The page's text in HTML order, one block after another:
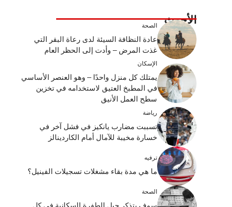
الأحدث الصحة
عادة النظافة السيئة لدى رعاة البقر التي
غذت المرض – وأدت إلى الحظر العام
الإسكان
يمتلك كل منزل واحدًا – وهو العنصر الأساسي
في المطبخ العتيق لاستخدامه في تخزين
سطح العمل الأنيق
رياضة
تسببت مضارب يانكيز في فشل آخر في
خسارة مخيبة للآمال أمام الكاردينالز
ترفيه
ما هي مدة بقاء مشغلات تسجيلات الفينيل؟
الصحة
سوف يتذكر جيل الطفرة السكانية في كل